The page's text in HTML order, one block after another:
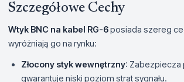
Szczegółowe Cechy
Wtyk BNC na kabel RG-6posiada szereg
wyróżniają go na rynku:
Złocony styk wewnętrzny: Zabezpiecza
gwarantuje niski poziom strat sygnału.